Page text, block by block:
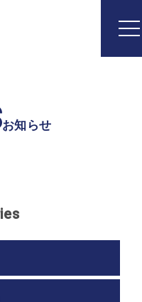
国内飲食事業
お知らせ